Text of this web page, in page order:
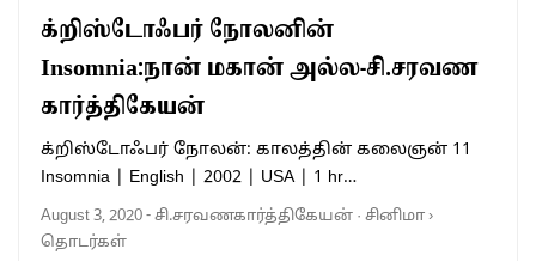
க்றிஸ்டோஃபர் நோலனின்
Insomnia:நான் மகான் அல்ல‌-சி.சரவண
கார்த்திகேயன்
க்றிஸ்டோஃபர் நோலன்: காலத்தின் கலைஞன் 11
Insomnia | English | 2002 | USA | 1 hr…
August 3, 2020-சி.சரவணகார்த்திகேயன் · சினிமா›
தொடர்கள்